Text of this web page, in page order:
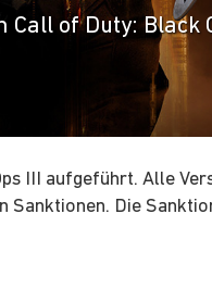
of Duty: Black
III aufgeführt. Alle
Die